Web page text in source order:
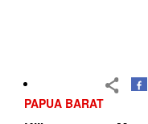
PAPUA BARAT